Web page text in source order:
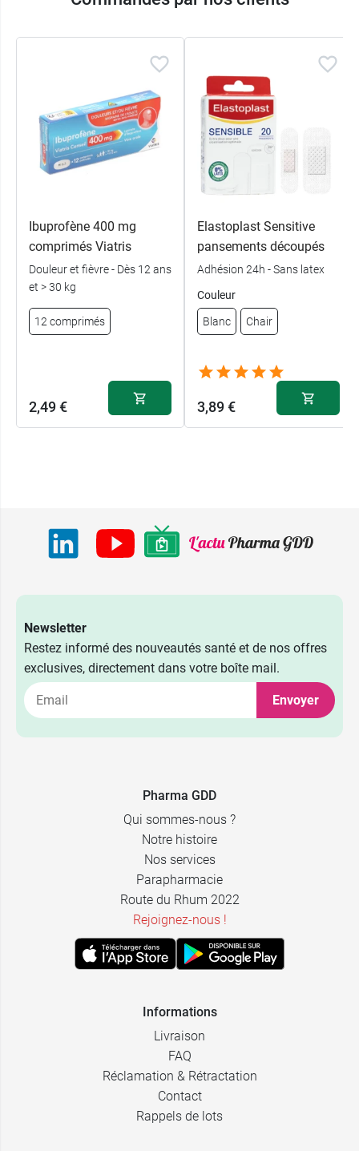
Ibuprofène 400 mg
comprimés Viatris
Douleur et fièvre - Dès 12 ans
et > 30 kg
12 comprimés
2,49 €
Elastoplast Sensitive
pansements découpés
Adhésion 24h - Sans latex
Couleur
Blanc Chair
3,89 €
3,89 €
Newsletter
Restez informé des nouveautés santé et de nos offres
exclusives, directement dans votre boîte mail.
Envoyer
Pharma GDD
Qui sommes-nous ?
Notre histoire
Nos services
Parapharmacie
Route du Rhum 2022
Rejoignez-nous !
Informations
Livraison
FAQ
Réclamation & Rétractation
Contact
Rappels de lots